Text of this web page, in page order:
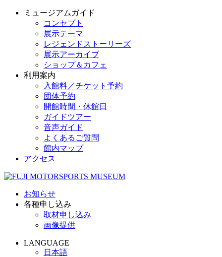
ミュージアムガイド
コンセプト
展示テーマ
レジェンドストーリーズ
展示アーカイブ
ショップ＆カフェ
利用案内
入館料／チケット予約
団体予約
開館時間・休館日
ガイドツアー
音声ガイド
よくあるご質問
館内マップ
アクセス
お知らせ
各種申し込み
取材申し込み
画像提供
LANGUAGE
日本語